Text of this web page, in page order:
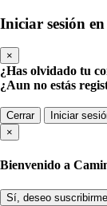
Iniciar sesión
×
¿Has olvidado tu
¿Aun no estás
Cerrar
Iniciar
×
Bienvenido a
Sí, deseo suscribirme